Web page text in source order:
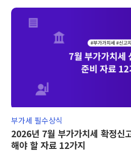
2026년 7월 부가가치세 확정신
해야 할 자료 12가지
부가세 필수상식